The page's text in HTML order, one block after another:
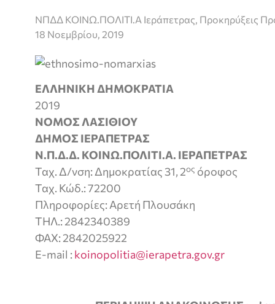
ΝΠΔΔ ΚΟΙΝΩ.ΠΟΛΙΤΙ.Α Ιεράπετρας, Προκηρύξεις
18 Νοεμβρίου, 2019
ΕΛΛΗΝΙΚΗ ΔΗΜΟΚΡΑΤΙΑ
2019
ΝΟΜΟΣ ΛΑΣΙΘΙΟΥ
ΔΗΜΟΣ ΙΕΡΑΠΕΤΡΑΣ
Ν.Π.Δ.Δ. ΚΟΙΝΩ.ΠΟΛΙΤΙ.Α. ΙΕΡΑΠΕΤΡΑΣ
Ταχ. Δ/νση: Δημοκρατίας 31, 2ος όροφος
Ταχ. Κώδ.: 72200
Πληροφορίες: Aρετή Πλουσάκη
ΤΗΛ.: 2842340389
ΦΑΧ: 2842025922
Ε-mail :koinopolitia@ierapetra.gov.gr